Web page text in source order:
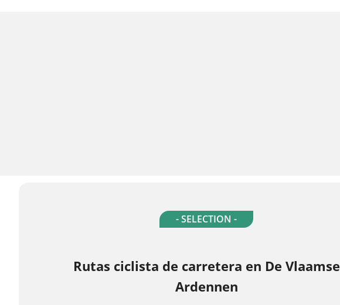
- SELECTION -
Rutas ciclista de carretera en De Vlaamse
Ardennen